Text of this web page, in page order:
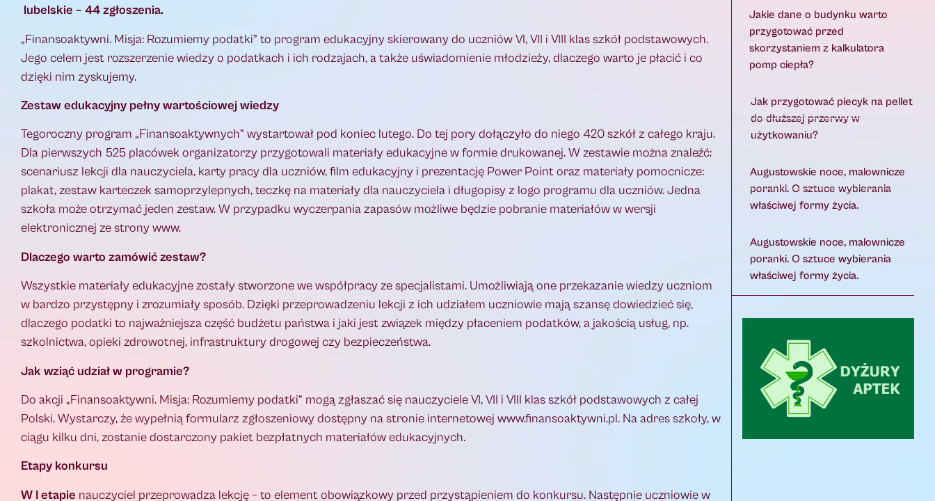
lubelskie – 44 zgłoszenia.
„Finansoaktywni. Misja: Rozumiemy podatki” to program edukacyjny skierowany do uczniów VI, VII i VIII klas szkół podstawowych.
Jego celem jest rozszerzenie wiedzy o podatkach i ich rodzajach, a także uświadomienie młodzieży, dlaczego warto je płacić i co
dzięki nim zyskujemy.
Zestaw edukacyjny pełny wartościowej wiedzy
Tegoroczny program „Finansoaktywnych” wystartował pod koniec lutego. Do tej pory dołączyło do niego 420 szkół z całego kraju.
Dla pierwszych 525 placówek organizatorzy przygotowali materiały edukacyjne w formie drukowanej. W zestawie można znaleźć:
scenariusz lekcji dla nauczyciela, karty pracy dla uczniów, film edukacyjny i prezentację Power Point oraz materiały pomocnicze:
plakat, zestaw karteczek samoprzylepnych, teczkę na materiały dla nauczyciela i długopisy z logo programu dla uczniów. Jedna
szkoła może otrzymać jeden zestaw. W przypadku wyczerpania zapasów możliwe będzie pobranie materiałów w wersji
elektronicznej ze strony www.
Dlaczego warto zamówić zestaw?
Wszystkie materiały edukacyjne zostały stworzone we współpracy ze specjalistami. Umożliwiają one przekazanie wiedzy uczniom
w bardzo przystępny i zrozumiały sposób. Dzięki przeprowadzeniu lekcji z ich udziałem uczniowie mają szansę dowiedzieć się,
dlaczego podatki to najważniejsza część budżetu państwa i jaki jest związek między płaceniem podatków, a jakością usług, np.
szkolnictwa, opieki zdrowotnej, infrastruktury drogowej czy bezpieczeństwa.
Jak wziąć udział w programie?
Do akcji „Finansoaktywni. Misja: Rozumiemy podatki” mogą zgłaszać się nauczyciele VI, VII i VIII klas szkół podstawowych z całej
Polski. Wystarczy, że wypełnią formularz zgłoszeniowy dostępny na stronie internetowej www.finansoaktywni.pl. Na adres szkoły, w
ciągu kilku dni, zostanie dostarczony pakiet bezpłatnych materiałów edukacyjnych.
Etapy konkursu
W I etapie nauczyciel przeprowadza lekcję – to element obowiązkowy przed przystąpieniem do konkursu. Następnie uczniowie w
Jakie dane o budynku warto
przygotować przed
skorzystaniem z kalkulatora
pomp ciepła?
Jak przygotować piecyk na pellet
do dłuższej przerwy w
użytkowaniu?
Augustowskie noce, malownicze
poranki. O sztuce wybierania
właściwej formy życia.
Augustowskie noce, malownicze
poranki. O sztuce wybierania
właściwej formy życia.